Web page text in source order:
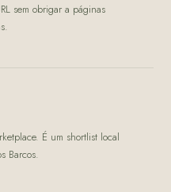
sem obrigar a páginas
É um shortlist local
Barcos.